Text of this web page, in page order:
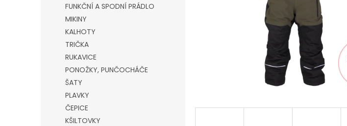
FUNKČNÍ A SPODNÍ PRÁDLO
MIKINY
KALHOTY
TRIČKA
RUKAVICE
PONOŽKY, PUNČOCHÁČE
ŠATY
PLAVKY
ČEPICE
KŠILTOVKY